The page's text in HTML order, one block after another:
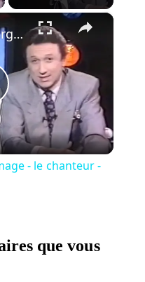
- le chanteur -
que vous